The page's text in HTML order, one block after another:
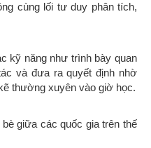
cùng lối tư duy phân tích,
năng như trình bày quan
và đưa ra quyết định nhờ
thường xuyên vào giờ học.
giữa các quốc gia trên thế